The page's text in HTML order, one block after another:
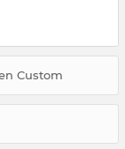
Custom